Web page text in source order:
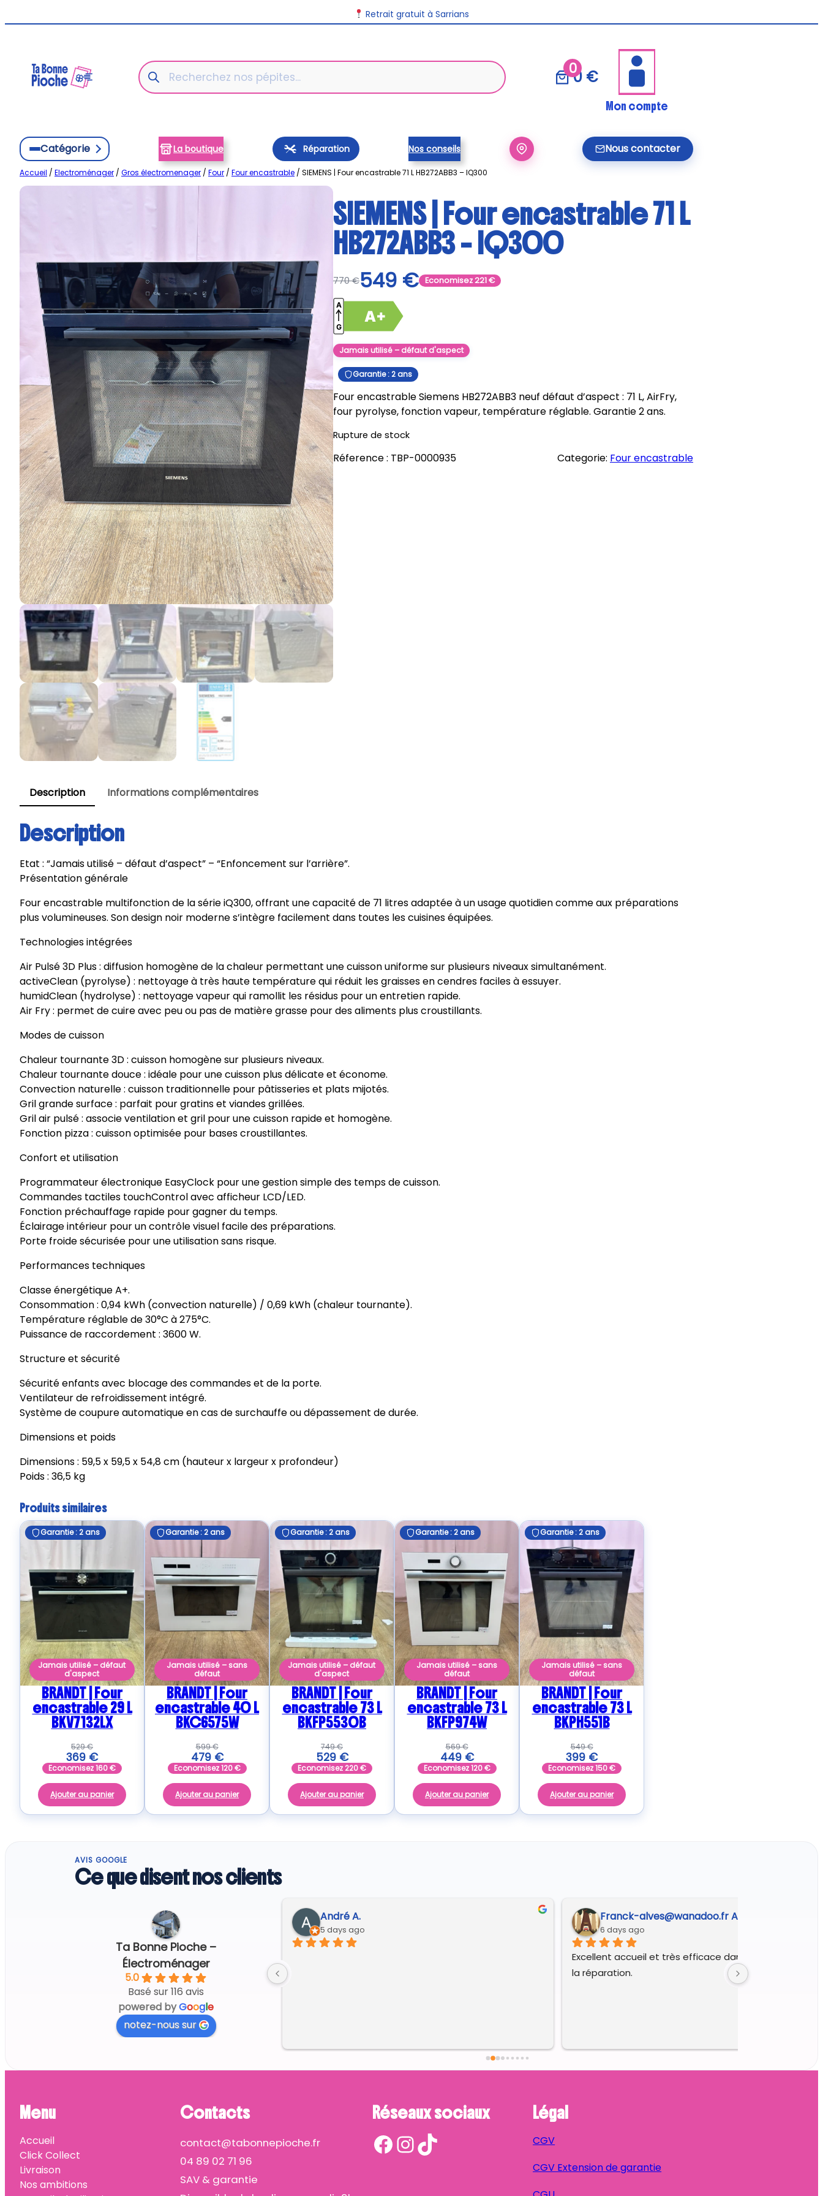
au
Retrait gratuit à Sarrians
Recherche
de
produits
00 €
Mon compte
Catégorie La boutique Réparation Nous contacter
Nos conseils
Accueil / Electroménager / Gros électromenager / Four / Four encastrable / SIEMENS | Four encastrable 71 L HB272ABB3 – IQ300
SIEMENS | Four encastrable 71 L
HB272ABB3 – IQ300
770€549 € Economisez221€
Jamais utilisé – défaut d'aspect
Garantie : 2 ans
Four encastrable Siemens HB272ABB3 neuf défaut d’aspect : 71 L, AirFry,
four pyrolyse, fonction vapeur, température réglable. Garantie 2 ans.
Rupture de stock
Réference : TBP-0000935 Categorie: Four encastrable
Description Informations complémentaires
Description
Etat : “Jamais utilisé – défaut d’aspect” – “Enfoncement sur l’arrière”.
Présentation générale
Four encastrable multifonction de la série iQ300, offrant une capacité de 71 litres adaptée à un usage quotidien comme aux préparations
plus volumineuses. Son design noir moderne s’intègre facilement dans toutes les cuisines équipées.
Technologies intégrées
Air Pulsé 3D Plus : diffusion homogène de la chaleur permettant une cuisson uniforme sur plusieurs niveaux simultanément.
activeClean (pyrolyse) : nettoyage à très haute température qui réduit les graisses en cendres faciles à essuyer.
humidClean (hydrolyse) : nettoyage vapeur qui ramollit les résidus pour un entretien rapide.
Air Fry : permet de cuire avec peu ou pas de matière grasse pour des aliments plus croustillants.
Modes de cuisson
Chaleur tournante 3D : cuisson homogène sur plusieurs niveaux.
Chaleur tournante douce : idéale pour une cuisson plus délicate et économe.
Convection naturelle : cuisson traditionnelle pour pâtisseries et plats mijotés.
Gril grande surface : parfait pour gratins et viandes grillées.
Gril air pulsé : associe ventilation et gril pour une cuisson rapide et homogène.
Fonction pizza : cuisson optimisée pour bases croustillantes.
Confort et utilisation
Programmateur électronique EasyClock pour une gestion simple des temps de cuisson.
Commandes tactiles touchControl avec afficheur LCD/LED.
Fonction préchauffage rapide pour gagner du temps.
Éclairage intérieur pour un contrôle visuel facile des préparations.
Porte froide sécurisée pour une utilisation sans risque.
Performances techniques
Classe énergétique A+.
Consommation : 0,94 kWh (convection naturelle) / 0,69 kWh (chaleur tournante).
Température réglable de 30°C à 275°C.
Puissance de raccordement : 3600 W.
Structure et sécurité
Sécurité enfants avec blocage des commandes et de la porte.
Ventilateur de refroidissement intégré.
Système de coupure automatique en cas de surchauffe ou dépassement de durée.
Dimensions et poids
Dimensions : 59,5 x 59,5 x 54,8 cm (hauteur x largeur x profondeur)
Poids : 36,5 kg
Produits similaires
Garantie : 2 ans
Jamais utilisé – défaut
d'aspect
BRANDT | Four
encastrable 29 L
BKV7132LX
529€
369 €
Economisez160€
Ajouter au panier
Garantie : 2 ans
Jamais utilisé – sans
défaut
BRANDT | Four
encastrable 40 L
BKC6575W
599€
479 €
Economisez120€
Ajouter au panier
Garantie : 2 ans
Jamais utilisé – défaut
d'aspect
BRANDT | Four
encastrable 73 L
BKFP5530B
749€
529 €
Economisez220€
Ajouter au panier
Garantie : 2 ans
Jamais utilisé – sans
défaut
BRANDT | Four
encastrable 73 L
BKFP974W
569€
449 €
Economisez120€
Ajouter au panier
Garantie : 2 ans
Jamais utilisé – sans
défaut
BRANDT | Four
encastrable 73 L
BKPH551B
549€
399 €
Economisez150€
Ajouter au panier
AVIS GOOGLE
Ce que disent nos clients
Ta Bonne Pioche –
Électroménager
5.0
Basé sur 116 avis
powered byGoogle
notez-nous sur
André A.
5 days ago
Franck-alves@wanadoo.fr A.
6 days ago
Excellent accueil et très efficace dans le diagnostic et
la réparation.
Menu
Accueil
Click Collect
Livraison
Nos ambitions
Contacts
contact@tabonnepioche.fr
04 89 02 71 96
SAV & garantie
Réseaux sociaux
Facebook InstagramTikTok
Légal
CGV
CGV Extension de garantie